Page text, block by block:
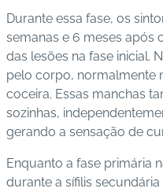
x
e
o
A
P
P
Durante essa fase, os
semanas e 6 meses após
das lesões na fase inicial.
pelo corpo, normalmente
coceira. Essas manchas
sozinhas,
gerando a sensação de
Enquanto a fase primária
durante a sífilis